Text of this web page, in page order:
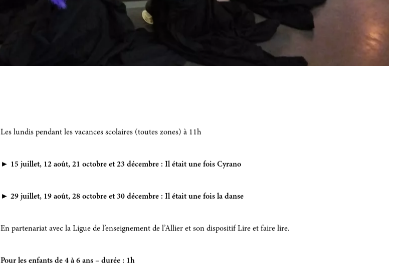
Les lundis pendant les vacances scolaires (toutes zones) à 11h
► 15 juillet, 12 août, 21 octobre et 23 décembre : Il était une fois Cyrano
► 29 juillet, 19 août, 28 octobre et 30 décembre : Il était une fois la danse
En partenariat avec la Ligue de l’enseignement de l’Allier et son dispositif Lire et faire lire.
Pour les enfants de 4 à 6 ans – durée : 1h